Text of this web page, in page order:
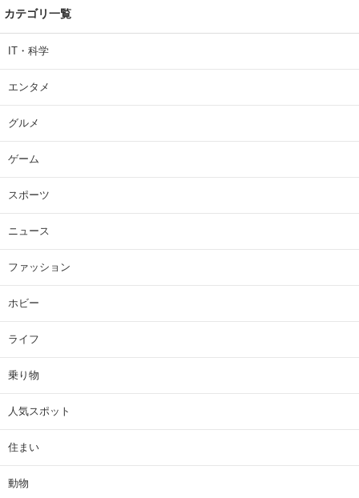
カテゴリ一覧
IT・科学
エンタメ
グルメ
ゲーム
スポーツ
ニュース
ファッション
ホビー
ライフ
乗り物
人気スポット
住まい
動物